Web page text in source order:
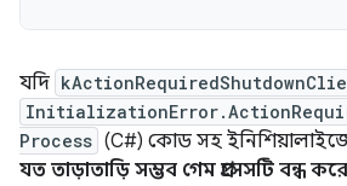
যদি
Process (C#) কোড সহ
যত তাড়াতাড়ি সম্ভব গেম প্রসেসটি বন্ধ